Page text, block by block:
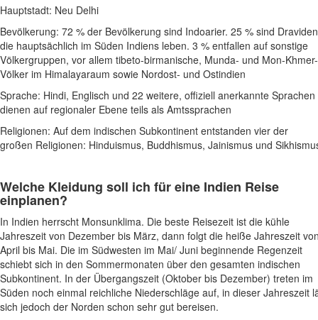
Hauptstadt: Neu Delhi
Bevölkerung: 72 % der Bevölkerung sind Indoarier. 25 % sind
die hauptsächlich im Süden Indiens leben. 3 % entfallen auf sonstige
Völkergruppen, vor allem tibeto-birmanische, Munda- und Mon-Khmer-
Völker im Himalayaraum sowie Nordost- und Ostindien
Sprache: Hindi, Englisch und 22 weitere, offiziell anerkannte Sprachen
dienen auf regionaler Ebene teils als Amtssprachen
Religionen: Auf dem indischen Subkontinent entstanden vier der
großen Religionen: Hinduismus, Buddhismus, Jainismus und
Welche Kleidung soll ich für eine Indien Reise
einplanen?
In Indien herrscht Monsunklima. Die beste Reisezeit ist die kühle
Jahreszeit von Dezember bis März, dann folgt die heiße Jahreszeit
April bis Mai. Die im Südwesten im Mai/ Juni beginnende Regenzeit
schiebt sich in den Sommermonaten über den gesamten indischen
Subkontinent. In der Übergangszeit (Oktober bis Dezember) treten im
Süden noch einmal reichliche Niederschläge auf, in dieser Jahreszeit
sich jedoch der Norden schon sehr gut bereisen.